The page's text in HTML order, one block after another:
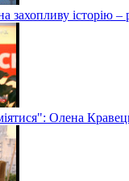
захопливу історію
Олена